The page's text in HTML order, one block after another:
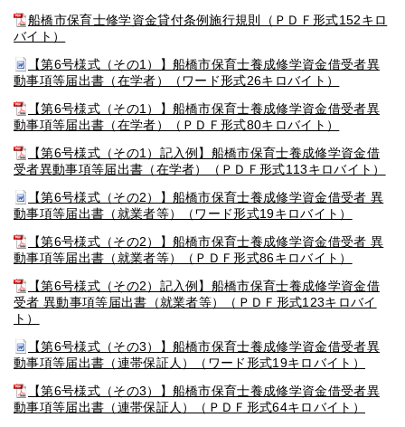
船橋市保育士修学資金貸付条例施行規則（ＰＤＦ形式152キロ
バイト）
【第6号様式（その1）】船橋市保育士養成修学資金借受者異
動事項等届出書（在学者）（ワード形式26キロバイト）
【第6号様式（その1）】船橋市保育士養成修学資金借受者異
動事項等届出書（在学者）（ＰＤＦ形式80キロバイト）
【第6号様式（その1）記入例】船橋市保育士養成修学資金借
受者異動事項等届出書（在学者）（ＰＤＦ形式113キロバイト）
【第6号様式（その2）】船橋市保育士養成修学資金借受者 異
動事項等届出書（就業者等）（ワード形式19キロバイト）
【第6号様式（その2）】船橋市保育士養成修学資金借受者 異
動事項等届出書（就業者等）（ＰＤＦ形式86キロバイト）
【第6号様式（その2）記入例】船橋市保育士養成修学資金借
受者 異動事項等届出書（就業者等）（ＰＤＦ形式123キロバイ
ト）
【第6号様式（その3）】船橋市保育士養成修学資金借受者異
動事項等届出書（連帯保証人）（ワード形式19キロバイト）
【第6号様式（その3）】船橋市保育士養成修学資金借受者異
動事項等届出書（連帯保証人）（ＰＤＦ形式64キロバイト）